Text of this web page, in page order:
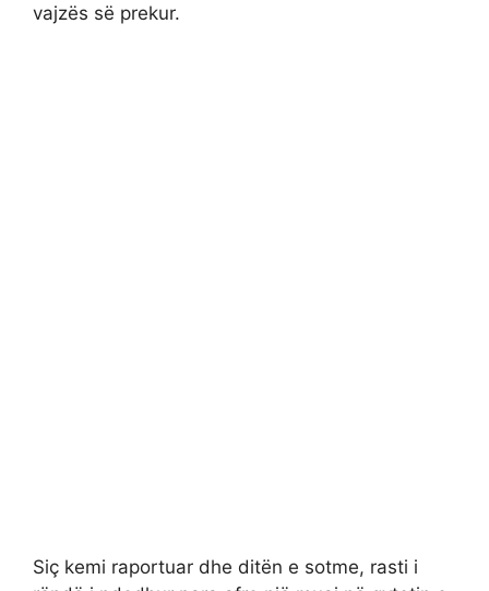
vajzës së prekur.
Siç kemi raportuar dhe ditën e sotme, rasti i